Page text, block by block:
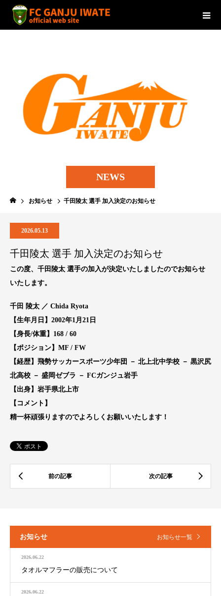
NEWS
お知らせ 千田陵太 選手 加入決定のお知らせ
2026.05.13
千田陵太 選手 加入決定のお知らせ
この度、千田陵太 選手の加入が決定いたしましたのでお知らせ
いたします。
千田 陵太 ／ Chida Ryota
【生年月日】2002年1月21日
【身長/体重】168 / 60
【ポジション】MF / FW
【経歴】飛勢サッカースポーツ少年団 － 北上北中学校 － 黒沢尻
北高校 － 盛岡ゼブラ － FCガンジュ岩手
【出身】岩手県北上市
【コメント】
精一杯頑張りますのでよろしくお願いいたします！
お知らせ お知らせ一覧
2026.06.22
タオルマフラーの販売について
2026.06.22